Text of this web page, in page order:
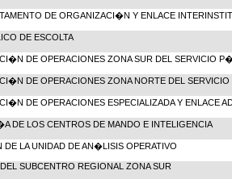
DE ORGANIZACI�N Y ENLACE
DE ESCOLTA
DE OPERACIONES ZONA SUR DEL SERVICIO
DE OPERACIONES ZONA NORTE DEL
DE OPERACIONES ESPECIALIZADA Y ENLACE
DE LOS CENTROS DE MANDO E INTELIGENCIA
LA UNIDAD DE AN�LISIS OPERATIVO
SUBCENTRO REGIONAL ZONA SUR